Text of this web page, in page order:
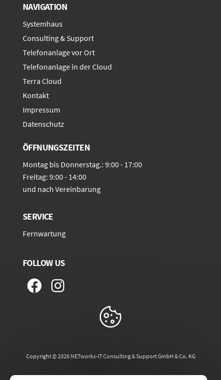
NAVIGATION
Systemhaus
Consulting & Support
Telefonanlage vor Ort
Telefonanlage in der Cloud
Terra Cloud
Kontakt
Impressum
Datenschutz
ÖFFNUNGSZEITEN
Montag bis Donnerstag.: 9:00 - 17:00
Freitag: 9:00 - 14:00
und nach Vereinbarung
SERVICE
Fernwartung
FOLLOW US
Copyright ©2026NETworks-IT Consulting & Support GmbH & Co. KG